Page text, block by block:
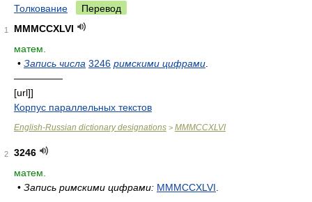
Толкование Перевод
1
MMMCCXLVI
матем.
• Запись числа 3246 римскими цифрами
—————
[url]]
Корпус параллельных текстов
English-Russian dictionary designations > MMMCCXLVI
2
3246
матем.
• Запись римскими цифрами: MMMCCXLVI